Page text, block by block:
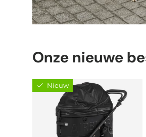
Onze nieuwe
Nieuw